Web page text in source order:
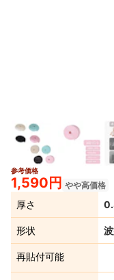
参考価格
1,590円 やや高価格
厚さ
形状
再貼付可能